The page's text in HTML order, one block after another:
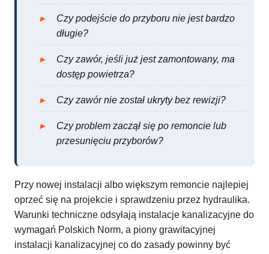
Czy podejście do przyboru nie jest bardzo
długie?
Czy zawór, jeśli już jest zamontowany, ma
dostęp powietrza?
Czy zawór nie został ukryty bez rewizji?
Czy problem zaczął się po remoncie lub
przesunięciu przyborów?
Przy nowej instalacji albo większym remoncie najlepiej
oprzeć się na projekcie i sprawdzeniu przez hydraulika.
Warunki techniczne odsyłają instalacje kanalizacyjne do
wymagań Polskich Norm, a piony grawitacyjnej
instalacji kanalizacyjnej co do zasady powinny być